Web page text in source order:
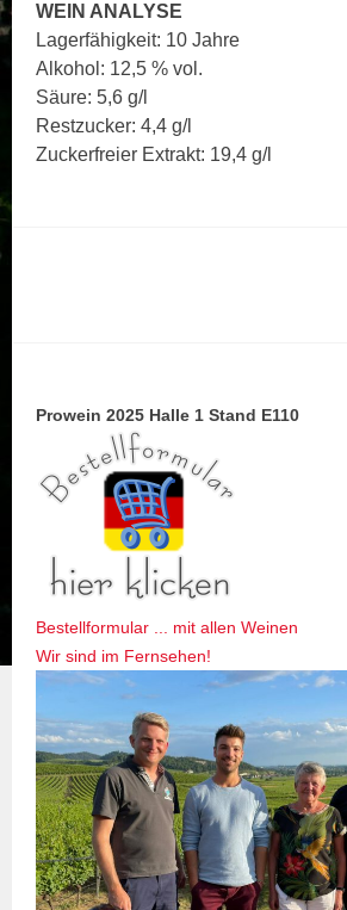
WEIN ANALYSE
Lagerfähigkeit: 10 Jahre
Alkohol: 12,5 % vol.
Säure: 5,6 g/l
Restzucker: 4,4 g/l
Zuckerfreier Extrakt: 19,4 g/l
Prowein 2025 Halle 1 Stand E110
Bestellformular ... mit allen Weinen
Wir sind im Fernsehen!